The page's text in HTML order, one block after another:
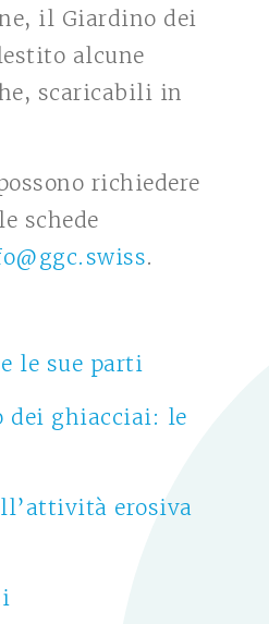
il Giardino dei
alcune
scaricabili in
richiedere
schede
.
le sue parti
dei ghiacciai: le
erosiva